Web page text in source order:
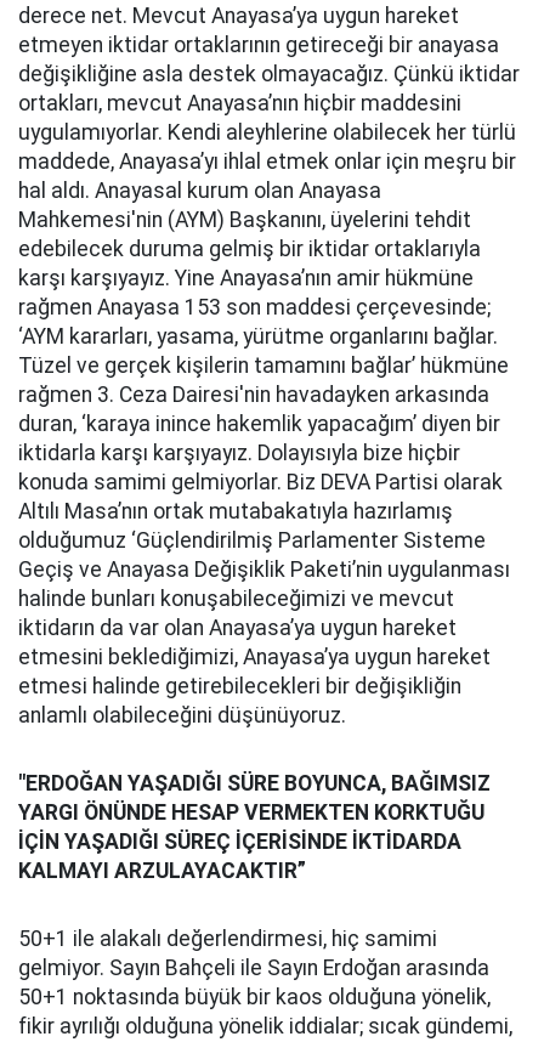
derece net. Mevcut Anayasa’ya uygun hareket
etmeyen iktidar ortaklarının getireceği bir anayasa
değişikliğine asla destek olmayacağız. Çünkü iktidar
ortakları, mevcut Anayasa’nın hiçbir maddesini
uygulamıyorlar. Kendi aleyhlerine olabilecek her türlü
maddede, Anayasa’yı ihlal etmek onlar için meşru bir
hal aldı. Anayasal kurum olan Anayasa
Mahkemesi'nin (AYM) Başkanını, üyelerini tehdit
edebilecek duruma gelmiş bir iktidar ortaklarıyla
karşı karşıyayız. Yine Anayasa’nın amir hükmüne
rağmen Anayasa 153 son maddesi çerçevesinde;
‘AYM kararları, yasama, yürütme organlarını bağlar.
Tüzel ve gerçek kişilerin tamamını bağlar’ hükmüne
rağmen 3. Ceza Dairesi'nin havadayken arkasında
duran, ‘karaya inince hakemlik yapacağım’ diyen bir
iktidarla karşı karşıyayız. Dolayısıyla bize hiçbir
konuda samimi gelmiyorlar. Biz DEVA Partisi olarak
Altılı Masa’nın ortak mutabakatıyla hazırlamış
olduğumuz ‘Güçlendirilmiş Parlamenter Sisteme
Geçiş ve Anayasa Değişiklik Paketi’nin uygulanması
halinde bunları konuşabileceğimizi ve mevcut
iktidarın da var olan Anayasa’ya uygun hareket
etmesini beklediğimizi, Anayasa’ya uygun hareket
etmesi halinde getirebilecekleri bir değişikliğin
anlamlı olabileceğini düşünüyoruz.
"ERDOĞAN YAŞADIĞI SÜRE BOYUNCA, BAĞIMSIZ
YARGI ÖNÜNDE HESAP VERMEKTEN KORKTUĞU
İÇİN YAŞADIĞI SÜREÇ İÇERİSİNDE İKTİDARDA
KALMAYI ARZULAYACAKTIR”
50+1 ile alakalı değerlendirmesi, hiç samimi
gelmiyor. Sayın Bahçeli ile Sayın Erdoğan arasında
50+1 noktasında büyük bir kaos olduğuna yönelik,
fikir ayrılığı olduğuna yönelik iddialar; sıcak gündemi,